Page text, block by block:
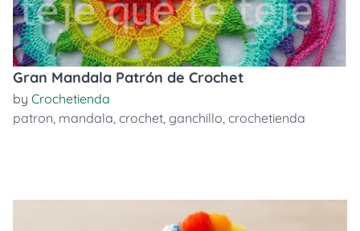
Gran Mandala Patrón de Crochet
by Crochetienda
patron, mandala, crochet, ganchillo, crochetienda